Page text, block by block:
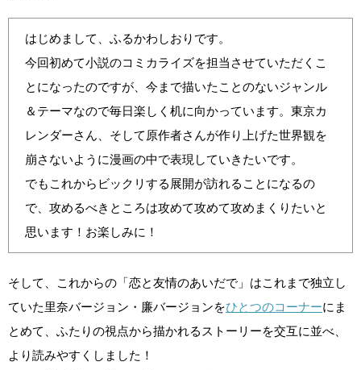
はじめまして、ふるかわしおりです。
今回初めて小説のコミカライズを担当させていただくこ
とになったのですが、今まで描いたことのないジャンル
＆テーマなので毎日楽しく机に向かっています。東京カ
レンダーさん、そして原作者さんが作り上げた世界観を
崩さないように漫画の中で表現していきたいです。
でもこれからビックリする展開が訪れることになるの
で、攻めるべきところは攻めて攻めて攻めまくりたいと
思います！お楽しみに！
そして、これからの「恋と友情のあいだで」はこれまで独立し
ていた里奈バージョン・廉バージョンをひとつのコーナーにま
とめて、ふたりの視点から描かれるストーリーを交互に並べ、
より読みやすくしました！